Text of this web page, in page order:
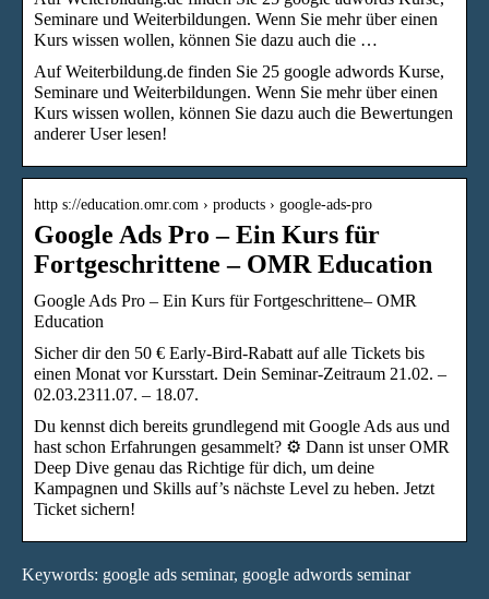
Seminare und Weiterbildungen. Wenn Sie mehr über einen
Kurs wissen wollen, können Sie dazu auch die …
Auf Weiterbildung.de finden Sie 25 google adwords Kurse,
Seminare und Weiterbildungen. Wenn Sie mehr über einen
Kurs wissen wollen, können Sie dazu auch die Bewertungen
anderer User lesen!
http s://education.omr.com › products › google-ads-pro
Google Ads Pro – Ein Kurs für
Fortgeschrittene – OMR Education
Google Ads Pro – Ein Kurs für Fortgeschrittene– OMR
Education
Sicher dir den 50 € Early-Bird-Rabatt auf alle Tickets bis
einen Monat vor Kursstart. Dein Seminar-Zeitraum 21.02. –
02.03.2311.07. – 18.07.
Du kennst dich bereits grundlegend mit Google Ads aus und
hast schon Erfahrungen gesammelt? ⚙️ Dann ist unser OMR
Deep Dive genau das Richtige für dich, um deine
Kampagnen und Skills auf’s nächste Level zu heben. Jetzt
Ticket sichern!
Keywords: google ads seminar, google adwords seminar